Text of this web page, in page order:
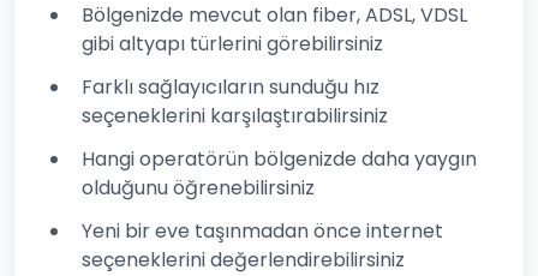
Bölgenizde mevcut olan fiber, ADSL, VDSL
gibi altyapı türlerini görebilirsiniz
Farklı sağlayıcıların sunduğu hız
seçeneklerini karşılaştırabilirsiniz
Hangi operatörün bölgenizde daha yaygın
olduğunu öğrenebilirsiniz
Yeni bir eve taşınmadan önce internet
seçeneklerini değerlendirebilirsiniz